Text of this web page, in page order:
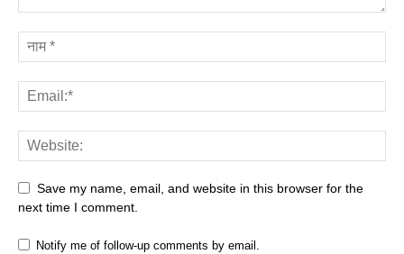
Save my name, email, and website in this browser for the
next time I comment.
Notify me of follow-up comments by email.